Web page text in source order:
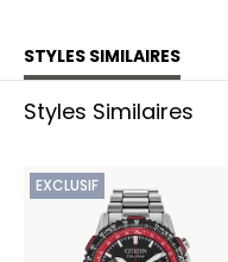
STYLES SIMILAIRES
Styles Similaires
EXCLUSIF